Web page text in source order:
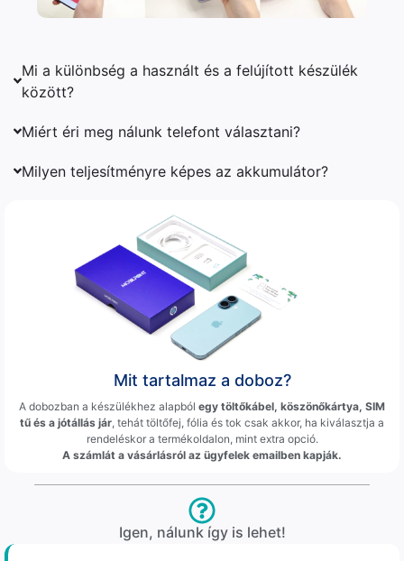
Mi a különbség a használt és a felújított készülék
között?
Miért éri meg nálunk telefont választani?
Milyen teljesítményre képes az akkumulátor?
Mit tartalmaz a doboz?
A dobozban a készülékhez alapból egy töltőkábel, köszönőkártya, SIM
tű és a jótállás jár , tehát töltőfej, fólia és tok csak akkor, ha kiválasztja a
rendeléskor a termékoldalon, mint extra opció.
A számlát a vásárlásról az ügyfelek emailben kapják.
Igen, nálunk így is lehet!